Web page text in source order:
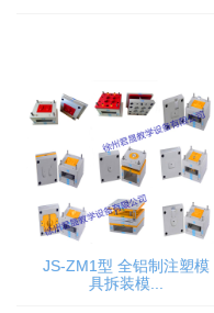
JS-ZM1型 全铝制注塑模
具拆装模...